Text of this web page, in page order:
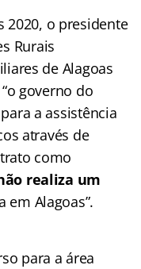
2020, o presidente
Rurais
de Alagoas
governo do
a assistência
através de
como
realiza um
Alagoas”.
para a área